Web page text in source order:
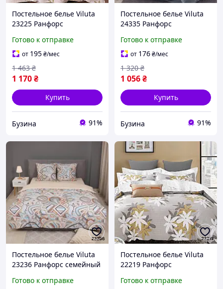
Постельное белье Viluta
23225 Ранфорс
Готово к отправке
от 195₴/мес
1 170₴
1 463 ₴
Купить
Бузина 91%
Постельное белье Viluta
24335 Ранфорс
pelican
Готово к отправке
от 176₴/мес
1 056₴
1 320 ₴
Купить
Бузина 91%
Постельное белье Viluta
23236 Ранфорс семейный
Готово к отправке
Постельное белье Viluta
22219 Ранфорс
Готово к отправке